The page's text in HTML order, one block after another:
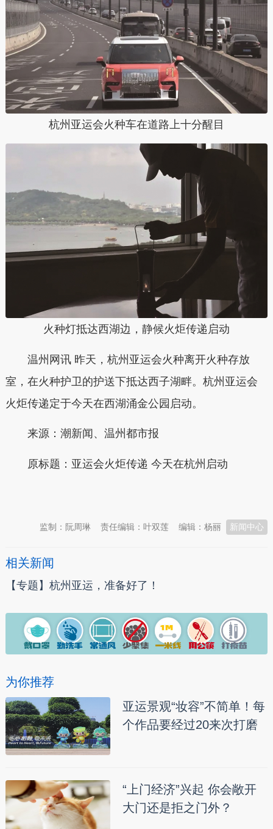
杭州亚运会火种车在道路上十分醒目
火种灯抵达西湖边，静候火炬传递启动
温州网讯 昨天，杭州亚运会火种离开火种存放
室，在火种护卫的护送下抵达西子湖畔。杭州亚运会
火炬传递定于今天在西湖涌金公园启动。
来源：潮新闻、温州都市报
原标题：亚运会火炬传递 今天在杭州启动
新闻中心
编辑：杨丽
责任编辑：叶双莲
监制：阮周琳
相关新闻
【专题】杭州亚运，准备好了！
为你推荐
亚运景观“妆容”不简单！每
个作品要经过20来次打磨
“上门经济”兴起 你会敞开
大门还是拒之门外？